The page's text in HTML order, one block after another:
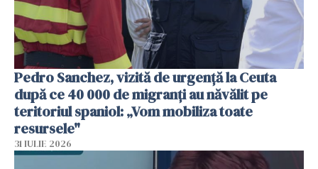
Pedro Sanchez, vizită de urgență la Ceuta
după ce 40 000 de migranți au năvălit pe
teritoriul spaniol: „Vom mobiliza toate
resursele"
31 IULIE 2026